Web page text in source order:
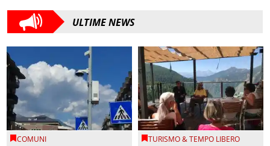
ULTIME NEWS
COMUNI TURISMO & TEMPO LIBERO